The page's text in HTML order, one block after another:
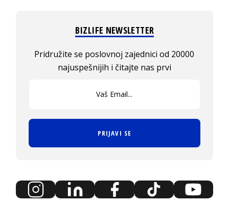
BIZLIFE NEWSLETTER
Pridružite se poslovnoj zajednici od 20000
najuspešnijih i čitajte nas prvi
PRIJAVI SE